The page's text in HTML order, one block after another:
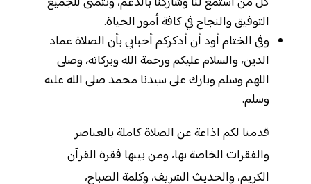
التوفيق والنجاح في كافة أمور الحياة.
وفي الختام أود أن أذكركم أحبابي بأن الصلاة عماد
الدين، والسلام عليكم ورحمة الله وبركاته، وصلى
اللهم وسلم وبارك على سيدنا محمد صلى الله عليه
وسلم.
قدمنا لكم اذاعة عن الصلاة كاملة بالعناصر
والفقرات الخاصة بها، ومن بينها فقرة القرآن
الكريم، والحديث الشريف، وكلمة الصباح،